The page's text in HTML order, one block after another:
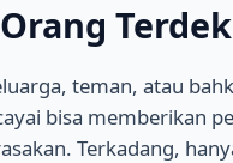
teman, atau
bisa memberikan
Terkadang,